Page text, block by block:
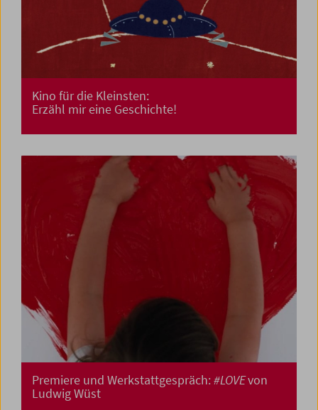
Kino für die Kleinsten:
Erzähl mir eine Geschichte!
Premiere und Werkstattgespräch:#LOVEvon
Ludwig Wüst